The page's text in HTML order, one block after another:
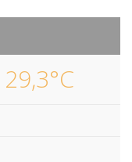
29,3°C